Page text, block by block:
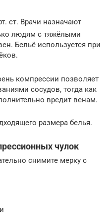
ст. Врачи назначают
людям с тяжёлыми
Бельё используется при
компрессии позволяет
сосудов, тогда как
вредит венам.
размера белья.
чулок
снимите мерку с